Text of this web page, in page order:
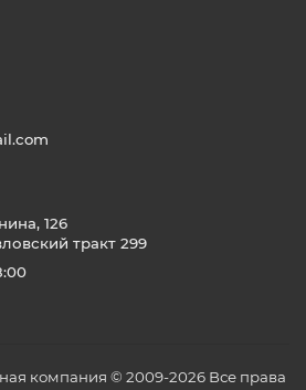
126
тракт 299
компания © 2009-2026 Все права